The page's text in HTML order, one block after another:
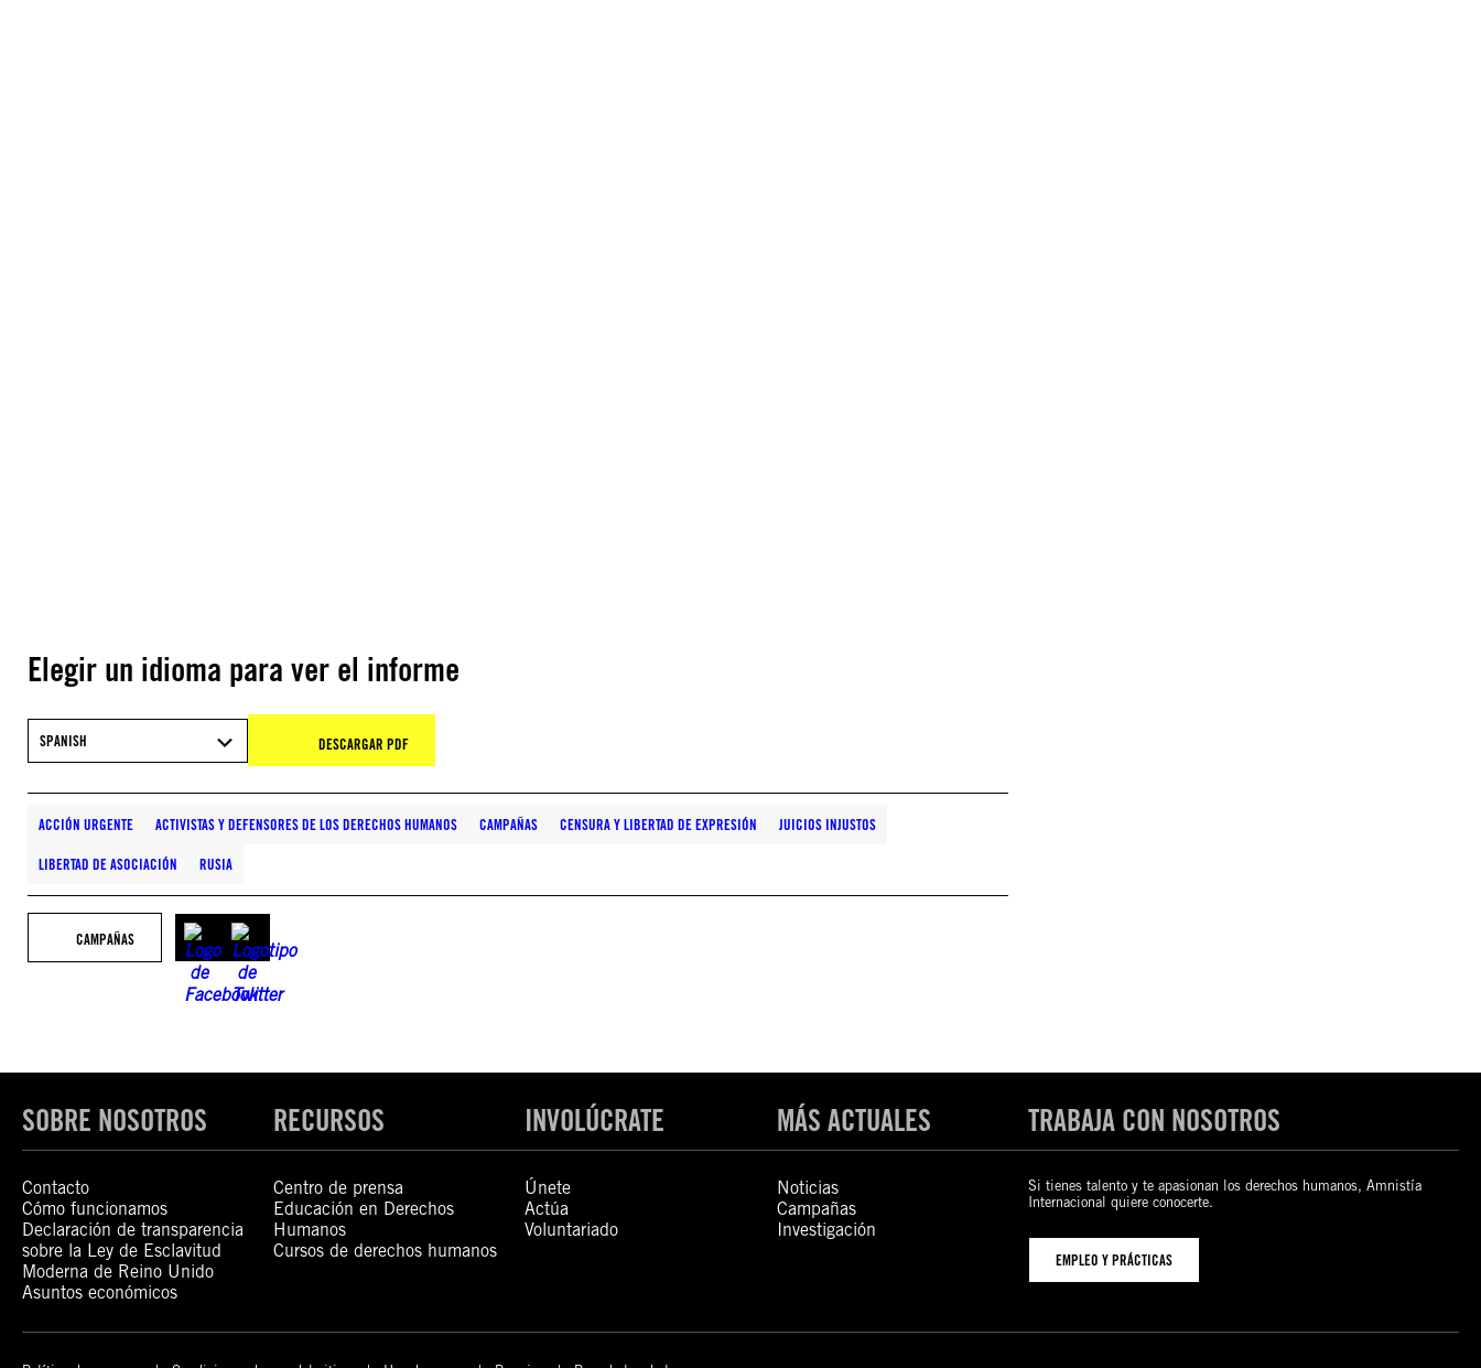
Elegir un idioma para ver el informe
SPANISH DESCARGAR PDF
ACCIÓN URGENTE ACTIVISTAS Y DEFENSORES DE LOS DERECHOS HUMANOS CAMPAÑAS CENSURA Y LIBERTAD DE EXPRESIÓN JUICIOS INJUSTOS
LIBERTAD DE ASOCIACIÓN RUSIA
CAMPAÑAS
SOBRE NOSOTROS
Contacto
Cómo funcionamos
Declaración de transparencia
sobre la Ley de Esclavitud
Moderna de Reino Unido
Asuntos económicos
RECURSOS
Centro de prensa
Educación en Derechos
Humanos
Cursos de derechos humanos
INVOLÚCRATE
Únete
Actúa
Voluntariado
MÁS ACTUALES
Noticias
Campañas
Investigación
TRABAJA CON NOSOTROS
Si tienes talento y te apasionan los derechos humanos, Amnistía
Internacional quiere conocerte.
EMPLEO Y PRÁCTICAS